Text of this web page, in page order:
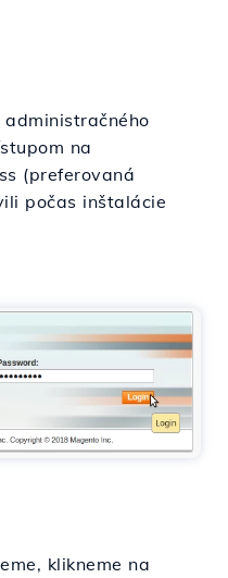
na
(preferovaná
počas inštalácie
klikneme na